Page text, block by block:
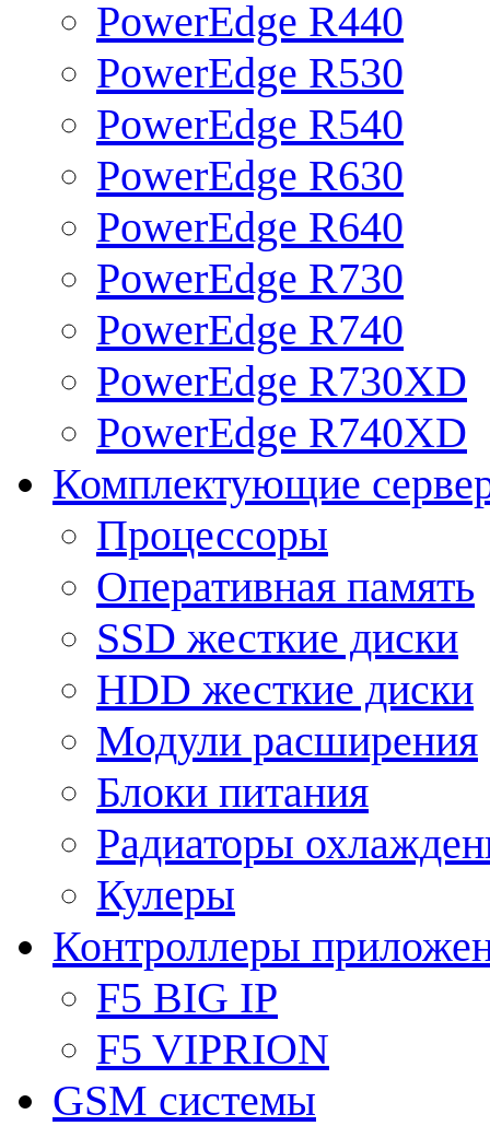
PowerEdge R440
PowerEdge R530
PowerEdge R540
PowerEdge R630
PowerEdge R640
PowerEdge R730
PowerEdge R740
PowerEdge R730XD
PowerEdge R740XD
Комплектующие
Процессоры
Оперативная память
SSD жесткие диски
HDD жесткие диски
Модули расширения
Блоки питания
Радиаторы
Кулеры
Контроллеры
F5 BIG IP
F5 VIPRION
GSM системы